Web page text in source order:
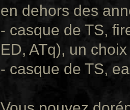
en dehors des
- casque de TS,
ED, ATq), un
- casque de TS,